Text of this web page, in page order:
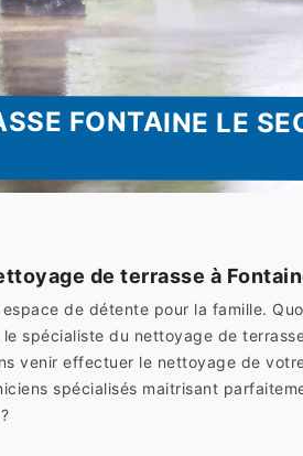
FONTAINE LE
de terrasse à
de détente pour la famille.
spécialiste du nettoyage de
venir effectuer le nettoyage de
spécialisés maitrisant